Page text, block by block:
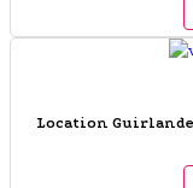
Location Guirlande